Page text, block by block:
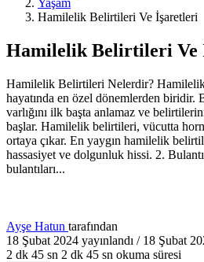
Yaşam
Hamilelik Belirtileri Ve İşaretleri
Hamilelik Belirtileri Ve
Hamilelik Belirtileri Nelerdir?
hayatında en özel dönemlerden biridir.
varlığını ilk başta anlamaz ve
başlar. Hamilelik belirtileri, vücutta
ortaya çıkar. En yaygın hamilelik
hassasiyet ve dolgunluk hissi. 2.
bulantıları...
Ayşe Hatun tarafından
18 Şubat 2024 yayınlandı / 18 Şubat
2 dk 45 sn 2 dk 45 sn okuma süresi